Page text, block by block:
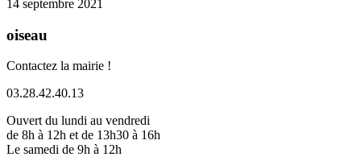
14 septembre 2021
oiseau
Contactez la mairie !
03.28.42.40.13
Ouvert du lundi au vendredi
de 8h à 12h et de 13h30 à 16h
Le samedi de 9h à 12h